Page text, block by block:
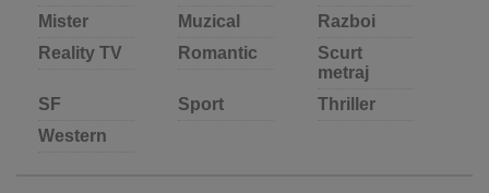
Mister
Muzical
Razboi
Reality TV
Romantic
Scurt
metraj
SF
Sport
Thriller
Western